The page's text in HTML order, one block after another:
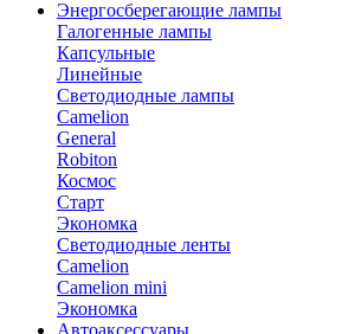
Энергосберегающие лампы
Галогенные лампы
Капсульные
Линейные
Светодиодные лампы
Camelion
General
Robiton
Космос
Старт
Экономка
Светодиодные ленты
Camelion
Camelion mini
Экономка
Автоаксессуары